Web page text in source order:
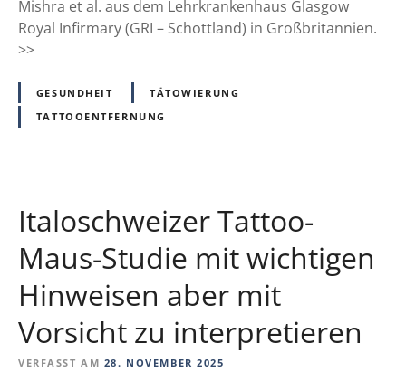
b
e
m
ä
e
r
e
n
n
d
r
n
a
a
c
e
f
ü
Mishra et al. aus dem Lehrkrankenhaus Glasgow
Royal Infirmary (GRI – Schottland) in Großbritannien.
>>
GESUNDHEIT
TÄTOWIERUNG
TATTOOENTFERNUNG
Italoschweizer Tattoo-
Maus-Studie mit wichtigen
Hinweisen aber mit
Vorsicht zu interpretieren
VERFASST AM 28. NOVEMBER 2025